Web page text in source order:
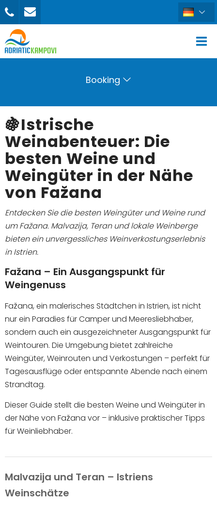
Booking
BUCHEN
ANFRAGE SENDEN
🍇Istrische
Weinabenteuer: Die
besten Weine und
Weingüter in der Nähe
von Fažana
Entdecken Sie die besten Weingüter und Weine rund
um Fažana. Malvazija, Teran und lokale Weinberge
bieten ein unvergessliches Weinverkostungserlebnis
in Istrien.
Fažana – Ein Ausgangspunkt für
Weingenuss
Fažana, ein malerisches Städtchen in Istrien, ist nicht
nur ein Paradies für Camper und Meeresliebhaber,
sondern auch ein ausgezeichneter Ausgangspunkt für
Weintouren. Die Umgebung bietet zahlreiche
Weingüter, Weinrouten und Verkostungen – perfekt für
Tagesausflüge oder entspannte Abende nach einem
Strandtag.
Dieser Guide stellt die besten Weine und Weingüter in
der Nähe von Fažana vor – inklusive praktischer Tipps
für Weinliebhaber.
Malvazija und Teran – Istriens
Weinschätze